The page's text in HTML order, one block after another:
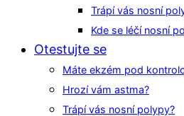
Trápí vás nosní
Kde se léčí nosní
Otestujte se
Máte ekzém pod
Hrozí vám astma?
Trápí vás nosní polypy?